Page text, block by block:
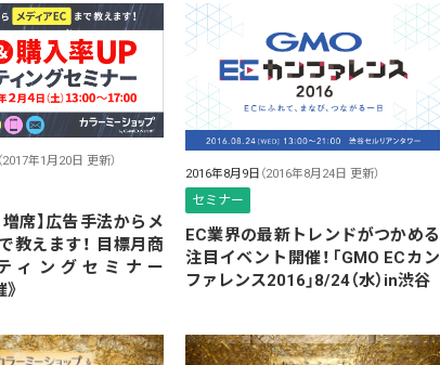
（2017年1月20日 更新）
増席】広告手法からメ
教えます！ 目標月商
ィングセミナー
2016年8月9日 （2016年8月24日 更新）
セミナー
EC業界の最新トレンドがつかめる
注目イベント開催！「GMO ECカン
ファレンス2016」8/24（水）in渋谷